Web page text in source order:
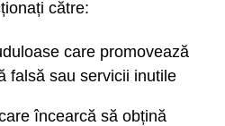
către:
care promovează
falsă sau servicii inutile
încearcă să obțină